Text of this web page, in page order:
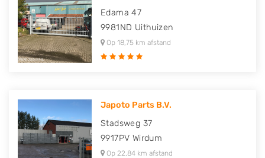
Edama 47
9981ND Uithuizen
Op 18,75 km afstand
Japoto Parts B.V.
Stadsweg 37
9917PV Wirdum
Op 22,84 km afstand